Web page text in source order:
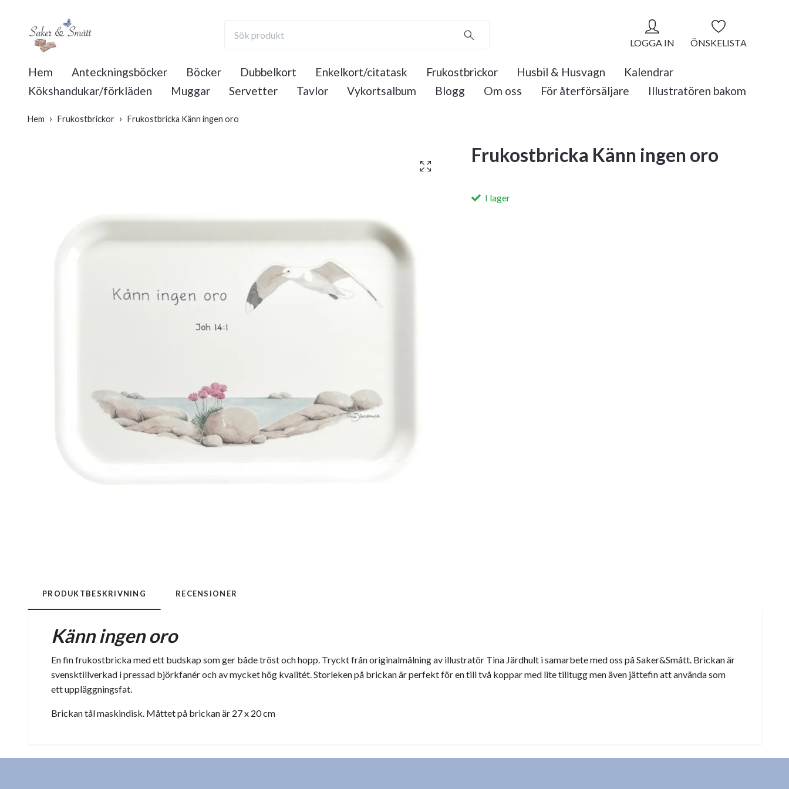
LOGGA IN ÖNSKELISTA
Hem Anteckningsböcker Böcker Dubbelkort Enkelkort/citatask Frukostbrickor Husbil & Husvagn
Kalendrar
Kökshandukar/förkläden
Muggar Servetter Tavlor Vykortsalbum Blogg Om oss För återförsäljare Illustratören bakom
Hem Frukostbrickor Frukostbricka Känn ingen oro
Frukostbricka Känn ingen oro
I lager
PRODUKTBESKRIVNING RECENSIONER
Känn ingen oro
En fin frukostbricka med ett budskap som ger både tröst och hopp. Tryckt från originalmålning av illustratör Tina Järdhult i samarbete med oss på Saker&Smått. Brickan är
svensktillverkad i pressad björkfanér och av mycket hög kvalitét. Storleken på brickan är perfekt för en till två koppar med lite tilltugg men även jättefin att använda som
ett uppläggningsfat.
Brickan tål maskindisk. Måttet på brickan är 27 x 20 cm